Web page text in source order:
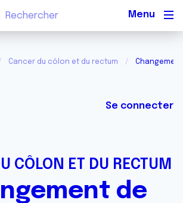
Cancer du côlon et du rectum
Se connecter
CÔLON ET DU RECTUM
de